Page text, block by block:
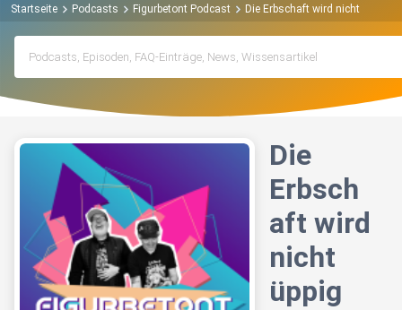
Startseite Podcasts Figurbetont Podcast Die Erbschaft wird nicht üppig
Die
Erbsch
aft wird
nicht
üppig